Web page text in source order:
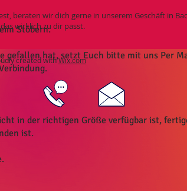
beraten wir dich gerne in unserem Geschäft in
wirklich zu dir passt.
created withWix.com
Stöbern.
gefallen hat, setzt Euch bitte mit uns Per
in der richtigen Größe verfügbar ist,
ist.